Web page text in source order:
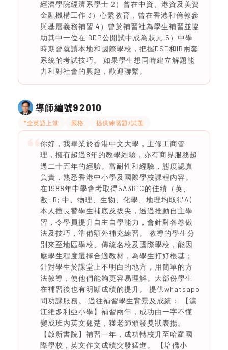
經濟學院經濟系學士 2）曾在中資、港資及美資
金融機構工作 3）心繫教育，曾在香港和倫敦參
與基層義務補習 4）曾於補習社為學生補習並協
助其中一位在IBDP公開試中成為狀元 5）中學
時期曾就讀本地和國際學校，把握DSE和IB兩套
系統的考試技巧。 如果學生想同時建立解題能
力和對社會的興趣，歡迎聯繫。
導師編號92010
*全英語上堂 嚴格 提供練習題/試題
你好，我畢業於香港中文大學，主修工商管
理，擁有超過8年的教學經驗，亦有商界服務超
過二十五年的經驗。富耐性和經驗，態度認真
負責，熟悉香港中小學及國際學校課程內容。
在1988年中學會考取得5A3B1C的佳績（英、
數: B; 中、物理、生物、化學、地理均取得A)
本人擅長替學生補底及拔尖，透過推動自主學
習，令學員提升自主自學能力，會針對各卷做
法及技巧，準備額外補充練習。 教導的學生分
別來至地區學校、傳統名校及國際學校，能因
應學生程度選擇合適教材，為學生打好根基；
針對學生於課堂上不明白的地方，用簡單的方
法教導，使他們能夠更容易理解。大部份學生
在補習後也有明顯成績的提升。 提供whatsapp
問功課服務。 過往補習學生背景及成績： 【滬
江維多利亞小學】補習兩年，成功由一字不懂
變成班內英文翹楚，獲老師頒發獎狀表揚。
【啟新書院】補習一年，成功轉校升至哈羅國
際學校，英文作文成績突發猛進。 【培僑小